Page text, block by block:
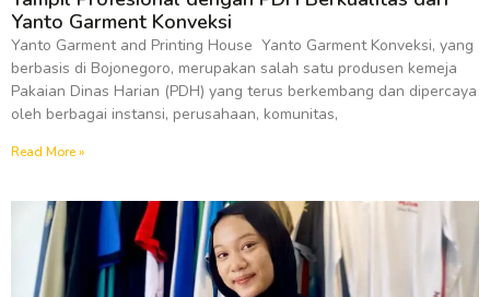
Yanto Garment Konveksi
Yanto Garment and Printing House Yanto Garment Konveksi, yang
berbasis di Bojonegoro, merupakan salah satu produsen kemeja
Pakaian Dinas Harian (PDH) yang terus berkembang dan dipercaya
oleh berbagai instansi, perusahaan, komunitas,
Read More »